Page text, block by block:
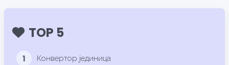
TOP 5
1 Конвертор јединица